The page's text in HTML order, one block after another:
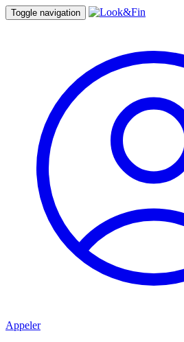
Toggle navigation
Appeler